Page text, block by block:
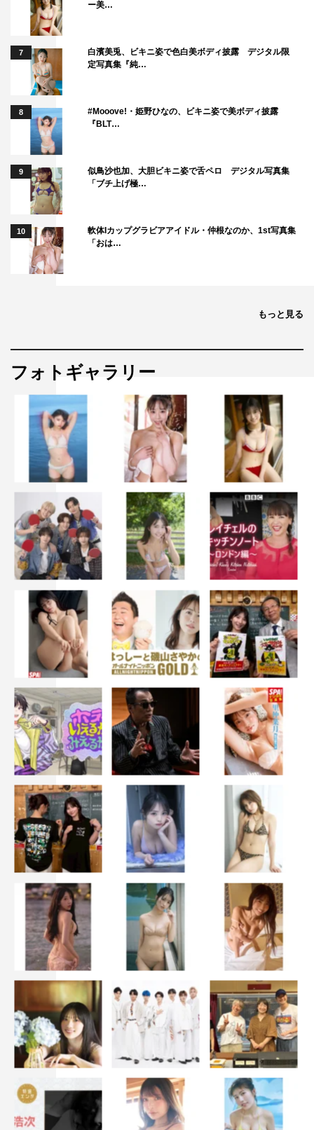
ー美…
7
白濱美兎、ビキニ姿で色白美ボディ披露 デジタル限
定写真集『純…
8
#Mooove!・姫野ひなの、ビキニ姿で美ボディ披露
『BLT…
9
似鳥沙也加、大胆ビキニ姿で舌ペロ デジタル写真集
「ブチ上げ極…
10
軟体Iカップグラビアアイドル・仲根なのか、1st写真集
「おは…
もっと見る
フォトギャラリー